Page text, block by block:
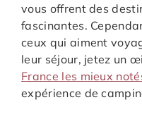
vous offrent des
fascinantes.
ceux qui aiment
leur séjour, jetez un
France les mieux
expérience de